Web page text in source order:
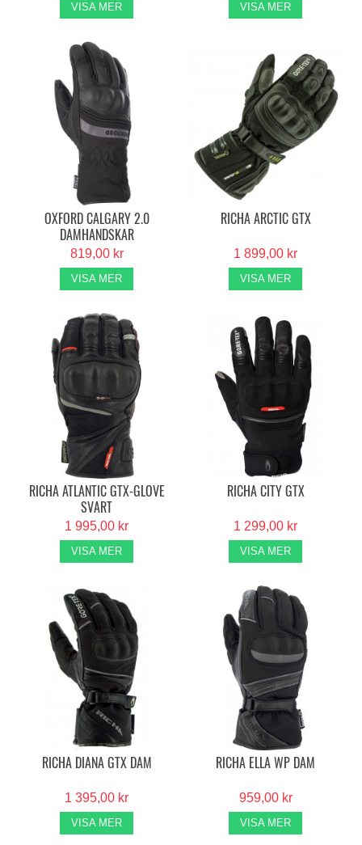
VISA MER VISA MER
OXFORD CALGARY 2.0
DAMHANDSKAR
819,00 kr
VISA MER
RICHA ARCTIC GTX
1 899,00 kr
VISA MER
RICHA ATLANTIC GTX-GLOVE
SVART
1 995,00 kr
VISA MER
RICHA CITY GTX
1 299,00 kr
VISA MER
RICHA DIANA GTX DAM
1 395,00 kr
VISA MER
RICHA ELLA WP DAM
959,00 kr
VISA MER